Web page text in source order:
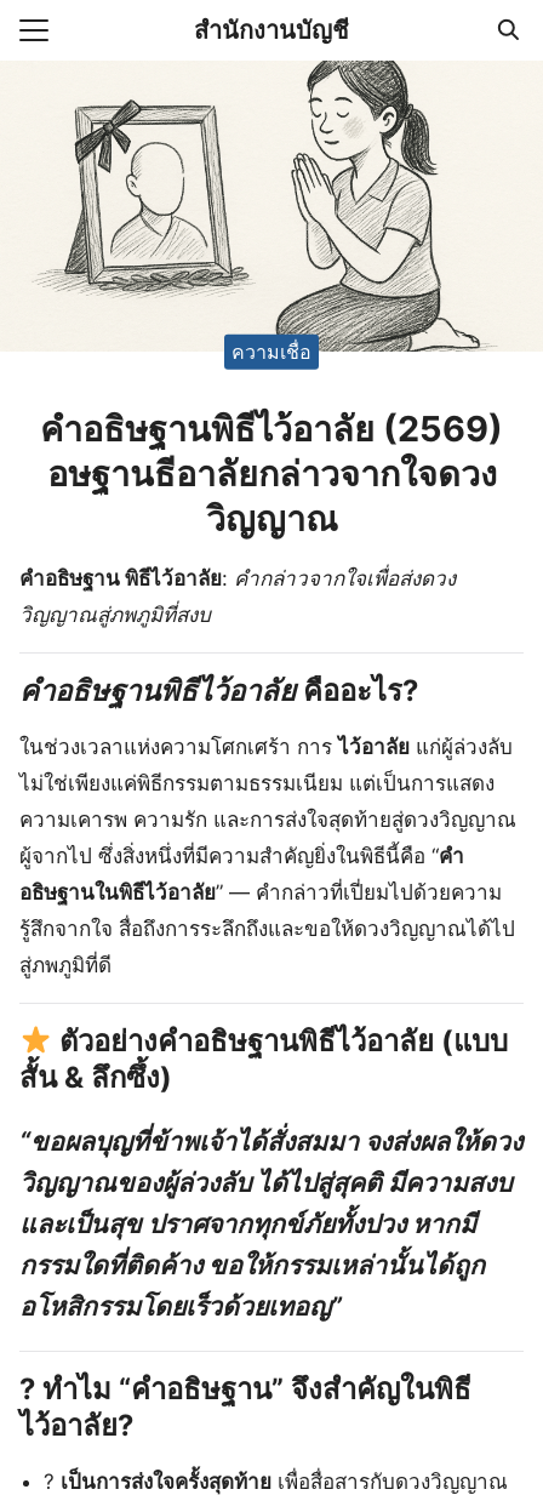
Skip
สำนักงานบัญชี
(ไม่มีชื่อ)
านบัญชี (Accounting
ช่วยสำคัญในการบริหาร
ความเชื่อ
คำอธิษฐานพิธีไว้อาลัย (2569)
อษฐานธีอาลัยกล่าวจากใจดวง
วิญญาณ
คำอธิษฐาน พิธีไว้อาลัย: คำกล่าวจากใจเพื่อส่งดวง
วิญญาณสู่ภพภูมิที่สงบ
คำอธิษฐานพิธีไว้อาลัยคืออะไร?
ในช่วงเวลาแห่งความโศกเศร้า การไว้อาลัย แก่ผู้ล่วงลับ
ไม่ใช่เพียงแค่พิธีกรรมตามธรรมเนียม แต่เป็นการแสดง
ความเคารพ ความรัก และการส่งใจสุดท้ายสู่ดวงวิญญาณ
ผู้จากไป ซึ่งสิ่งหนึ่งที่มีความสำคัญยิ่งในพิธีนี้คือ “คำ
อธิษฐานในพิธีไว้อาลัย” — คำกล่าวที่เปี่ยมไปด้วยความ
รู้สึกจากใจ สื่อถึงการระลึกถึงและขอให้ดวงวิญญาณได้ไป
สู่ภพภูมิที่ดี
ตัวอย่างคำอธิษฐานพิธีไว้อาลัย (แบบ
สั้น & ลึกซึ้ง)
“ขอผลบุญที่ข้าพเจ้าได้สั่งสมมา จงส่งผลให้ดวง
วิญญาณของผู้ล่วงลับ ได้ไปสู่สุคติ มีความสงบ
และเป็นสุข ปราศจากทุกข์ภัยทั้งปวง หากมี
กรรมใดที่ติดค้าง ขอให้กรรมเหล่านั้นได้ถูก
อโหสิกรรมโดยเร็วด้วยเทอญ”
? ทำไม “คำอธิษฐาน” จึงสำคัญในพิธี
ไว้อาลัย?
?️ เป็นการส่งใจครั้งสุดท้าย เพื่อสื่อสารกับดวงวิญญาณ